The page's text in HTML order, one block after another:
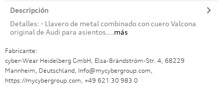
Descripción
Detalles: - Llavero de metal combinado con cuero Valcona
original de Audi para asientos....más
Fabricante:
cyber-Wear Heidelberg GmbH, Elsa-Brändström-Str. 4, 68229
Mannheim, Deutschland, Info@mycybergroup.com,
https://mycybergroup.com, +49 621 30 983 0